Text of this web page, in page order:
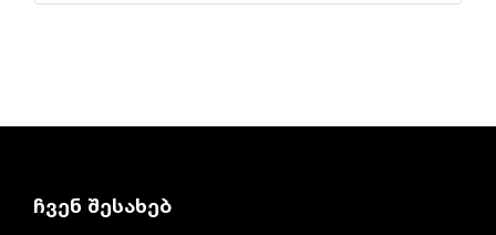
ჩვენ შესახებ